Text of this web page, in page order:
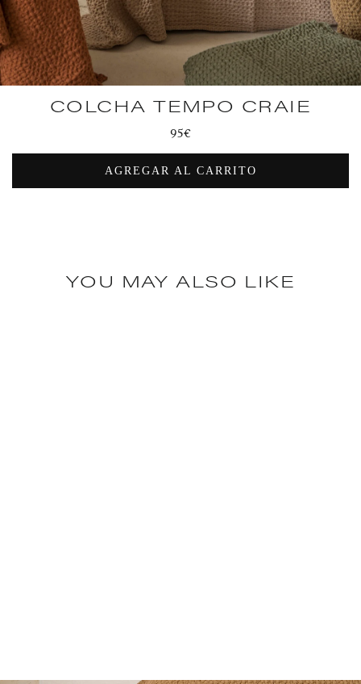
COLCHA TEMPO CRAIE
Precio
95€
AGREGAR AL CARRITO
YOU MAY ALSO LIKE